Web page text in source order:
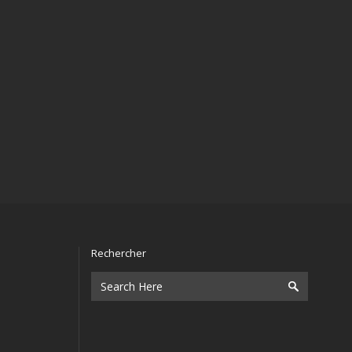
Rechercher